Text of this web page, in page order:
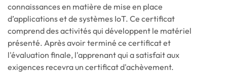
connaissances en matière de mise en place
d’applications et de systèmes IoT. Ce certificat
comprend des activités qui développent le matériel
présenté. Après avoir terminé ce certificat et
l'évaluation finale, l'apprenant qui a satisfait aux
exigences recevra un certificat d'achèvement.